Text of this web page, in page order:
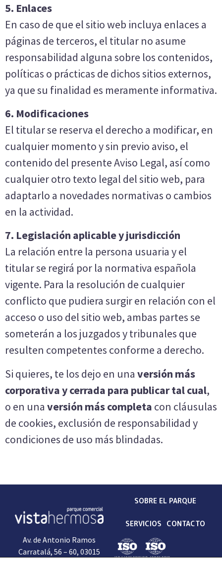
5. Enlaces
En caso de que el sitio web incluya enlaces a
páginas de terceros, el titular no asume
responsabilidad alguna sobre los contenidos,
políticas o prácticas de dichos sitios externos,
ya que su finalidad es meramente informativa.
6. Modificaciones
El titular se reserva el derecho a modificar, en
cualquier momento y sin previo aviso, el
contenido del presente Aviso Legal, así como
cualquier otro texto legal del sitio web, para
adaptarlo a novedades normativas o cambios
en la actividad.
7. Legislación aplicable y jurisdicción
La relación entre la persona usuaria y el
titular se regirá por la normativa española
vigente. Para la resolución de cualquier
conflicto que pudiera surgir en relación con el
acceso o uso del sitio web, ambas partes se
someterán a los juzgados y tribunales que
resulten competentes conforme a derecho.
Si quieres, te los dejo en una versión más
corporativa y cerrada para publicar tal cual,
o en una versión más completa con cláusulas
de cookies, exclusión de responsabilidad y
condiciones de uso más blindadas.
Av. de Antonio Ramos
Carratalá, 56 – 60,03015
SOBRE EL PARQUE
SERVICIOS CONTACTO